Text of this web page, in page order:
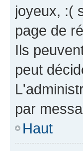
joyeux, :(
page de
Ils
peut
par
Haut